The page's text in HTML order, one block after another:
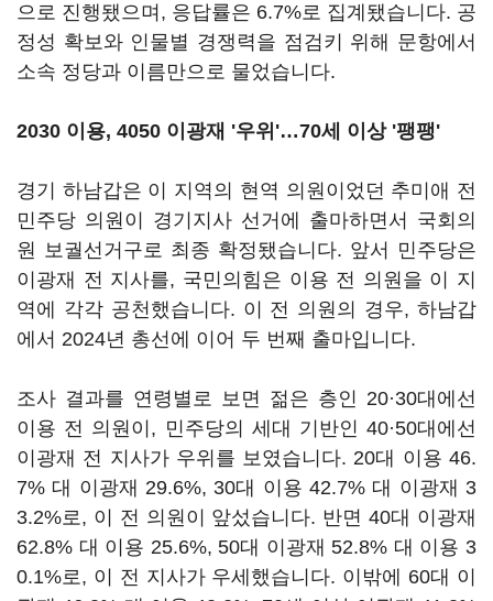
으로 진행됐으며, 응답률은 6.7%로 집계됐습니다. 공
정성 확보와 인물별 경쟁력을 점검키 위해 문항에서
소속 정당과 이름만으로 물었습니다.
2030 이용, 4050 이광재 '우위'…70세 이상 '팽팽'
경기 하남갑은 이 지역의 현역 의원이었던 추미애 전
민주당 의원이 경기지사 선거에 출마하면서 국회의
원 보궐선거구로 최종 확정됐습니다. 앞서 민주당은
이광재 전 지사를, 국민의힘은 이용 전 의원을 이 지
역에 각각 공천했습니다. 이 전 의원의 경우, 하남갑
에서 2024년 총선에 이어 두 번째 출마입니다.
조사 결과를 연령별로 보면 젊은 층인 20·30대에선
이용 전 의원이, 민주당의 세대 기반인 40·50대에선
이광재 전 지사가 우위를 보였습니다. 20대 이용 46.
7% 대 이광재 29.6%, 30대 이용 42.7% 대 이광재 3
3.2%로, 이 전 의원이 앞섰습니다. 반면 40대 이광재
62.8% 대 이용 25.6%, 50대 이광재 52.8% 대 이용 3
0.1%로, 이 전 지사가 우세했습니다. 이밖에 60대 이